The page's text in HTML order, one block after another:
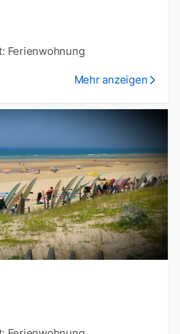
Ferienwohnung
Mehr anzeigen